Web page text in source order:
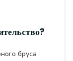
бруса